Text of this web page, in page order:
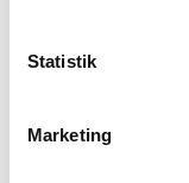
Statistik
Marketing